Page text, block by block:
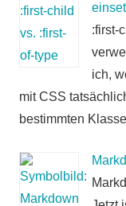
:first-
ich,
mit CSS
bestimmten